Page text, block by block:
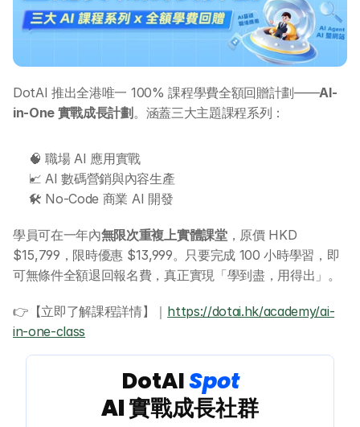
DotAI 推出全港唯一 100% 課程學費全額回贈計劃——AI-
in-One 實戰成長計劃 。涵蓋三大主題課程系列：
🧠 職場 AI 應用實戰
📈 AI 數碼營銷與內容生產
🛠️ No-Code 商業 AI 開發
學員可在一年內無限次重複上實體課堂，原價 HKD
$15,799，限時優惠 $13,999。只要完成 100 小時學習，即
可無條件全額退回報名費，真正實現「學到盡，用得出」。
👉【立即了解課程詳情】｜ https://dotai.hk/academy/ai-
in-one-class
DotAI Spot
AI 實戰成長社群